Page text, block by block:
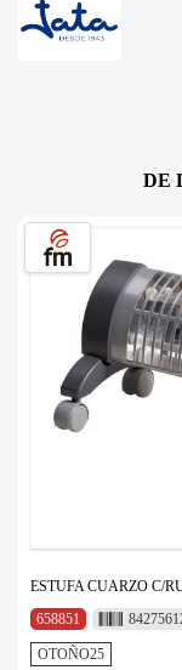
DE
ESTUFA CUARZO C/
658851
OTOÑO25